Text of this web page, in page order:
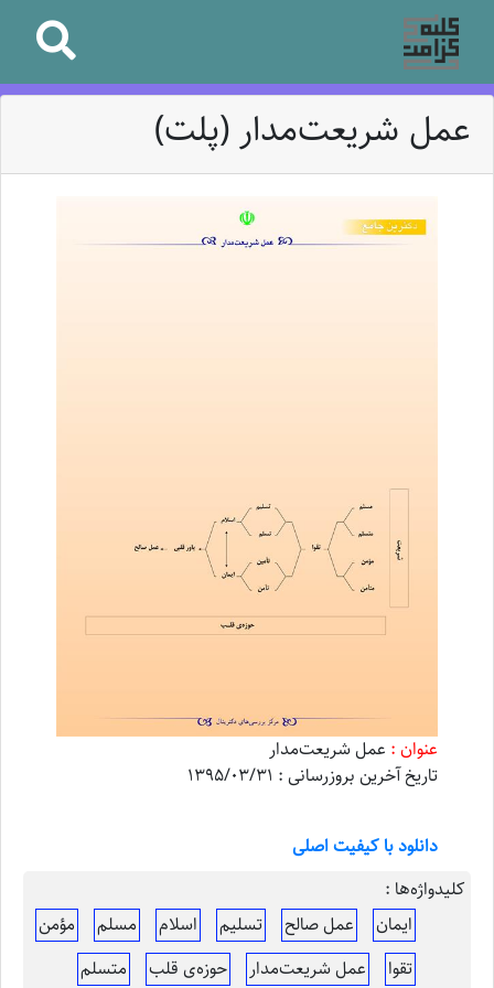
عمل شریعت‌مدار (پلت)
عنوان : عمل شریعت‌مدار
تاریخ آخرین بروزرسانی : 1395/03/31
دانلود با کیفیت اصلی
کلیدواژه‌ها :
ایمان
عمل صالح تسلیم اسلام مسلم
مؤمن
تقوا
عمل شریعت‌مدار حوزه‌ی قلب متسلم